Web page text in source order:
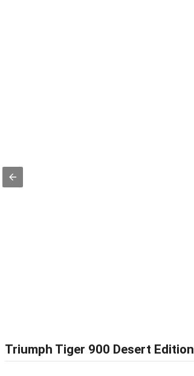
Triumph Tiger 900 Desert Edition